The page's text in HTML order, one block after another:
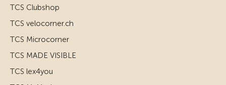
TCS Clubshop
TCS velocorner.ch
TCS Microcorner
TCS MADE VISIBLE
TCS lex4you